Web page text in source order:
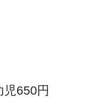
650円